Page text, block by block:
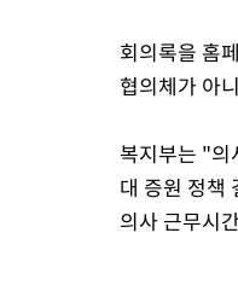
회의록을 홈
협의체가 아
복지부는 "의
대 증원 정책
의사 근무시